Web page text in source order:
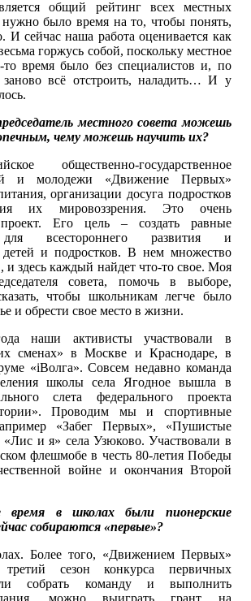
общий рейтинг всех местных
было время на то, чтобы понять,
И сейчас наша работа оценивается как
горжусь собой, поскольку местное
то время было без специалистов и, по
всё отстроить, наладить… И у
местного совета можешь
чему можешь научить их?
общественно-государственное
и молодежи «Движение Первых»
организации досуга подростков
их мировоззрения. Это очень
Его цель – создать равные
для всестороннего развития и
детей и подростков. В нем множество
и здесь каждый найдет что-то свое. Моя
совета, помочь в выборе,
чтобы школьникам легче было
и обрести свое место в жизни.
наши активисты участвовали в
сменах» в Москве и Краснодаре, в
«iВолга». Совсем недавно команда
школы села Ягодное вышла в
слета федерального проекта
Проводим мы и спортивные
«Забег Первых», «Пушистые
«Лис и я» села Узюково. Участвовали в
флешмобе в честь 80-летия Победы
войне и окончания Второй
время в школах были пионерские
собираются «первые»?
Более того, «Движением Первых»
сезон конкурса первичных
собрать команду и выполнить